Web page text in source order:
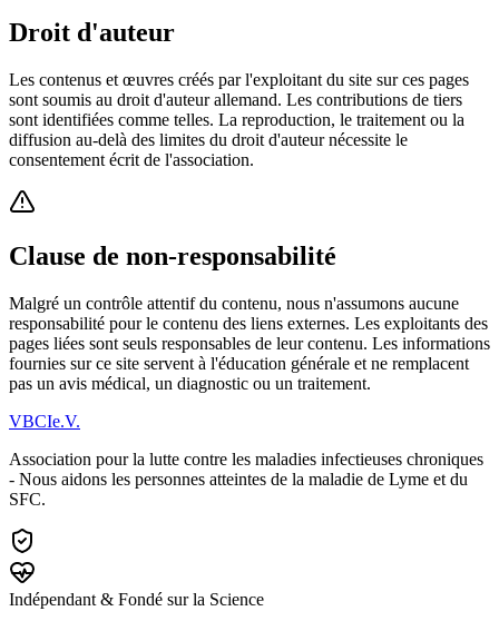
Droit d'auteur
Les contenus et œuvres créés par l'exploitant du site sur ces pages
sont soumis au droit d'auteur allemand. Les contributions de tiers
sont identifiées comme telles. La reproduction, le traitement ou la
diffusion au-delà des limites du droit d'auteur nécessite le
consentement écrit de l'association.
Clause de non-responsabilité
Malgré un contrôle attentif du contenu, nous n'assumons aucune
responsabilité pour le contenu des liens externes. Les exploitants des
pages liées sont seuls responsables de leur contenu. Les informations
fournies sur ce site servent à l'éducation générale et ne remplacent
pas un avis médical, un diagnostic ou un traitement.
VBCIe.V.
Association pour la lutte contre les maladies infectieuses chroniques
- Nous aidons les personnes atteintes de la maladie de Lyme et du
SFC.
Indépendant & Fondé sur la Science